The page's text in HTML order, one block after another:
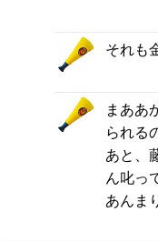
それも
まああ
られる
あと、
ん叱っ
あんま